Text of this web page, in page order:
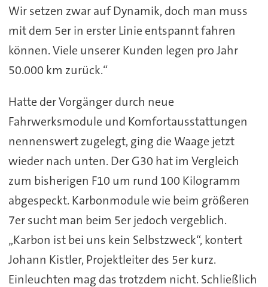
Wir setzen zwar auf Dynamik, doch man muss
mit dem 5er in erster Linie entspannt fahren
können. Viele unserer Kunden legen pro Jahr
50.000 km zurück.“
Hatte der Vorgänger durch neue
Fahrwerksmodule und Komfortausstattungen
nennenswert zugelegt, ging die Waage jetzt
wieder nach unten. Der G30 hat im Vergleich
zum bisherigen F10 um rund 100 Kilogramm
abgespeckt. Karbonmodule wie beim größeren
7er sucht man beim 5er jedoch vergeblich.
„Karbon ist bei uns kein Selbstzweck“, kontert
Johann Kistler, Projektleiter des 5er kurz.
Einleuchten mag das trotzdem nicht. Schließlich